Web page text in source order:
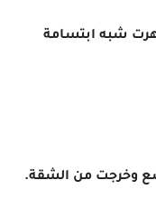
شبه ابتسامة
وخرجت من الشقة.